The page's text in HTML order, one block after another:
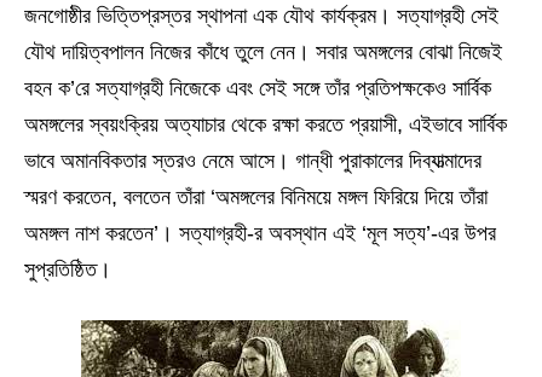
জনগোষ্ঠীর ভিত্তিপ্রস্তর স্থাপনা এক যৌথ কার্যক্রম। সত্যাগ্রহী সেই
যৌথ দায়িত্বপালন নিজের কাঁধে তুলে নেন। সবার অমঙ্গলের বোঝা নিজেই
বহন ক’রে সত্যাগ্রহী নিজেকে এবং সেই সঙ্গে তাঁর প্রতিপক্ষকেও সার্বিক
অমঙ্গলের স্বয়ংক্রিয় অত্যাচার থেকে রক্ষা করতে প্রয়াসী, এইভাবে সার্বিক
ভাবে অমানবিকতার স্তরও নেমে আসে। গান্ধী পুরাকালের দিব্যাত্মাদের
স্মরণ করতেন, বলতেন তাঁরা ‘অমঙ্গলের বিনিময়ে মঙ্গল ফিরিয়ে দিয়ে তাঁরা
অমঙ্গল নাশ করতেন’। সত্যাগ্রহী-র অবস্থান এই ‘মূল সত্য’-এর উপর
সুপ্রতিষ্ঠিত।